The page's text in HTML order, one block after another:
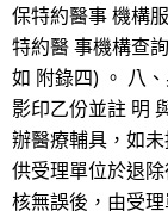
保特約醫事 機構
特約醫 事機構查
如 附錄四) 。 八
影印乙份並註 明
辦醫療輔具，如
供受理單位於退
核無誤後，由受